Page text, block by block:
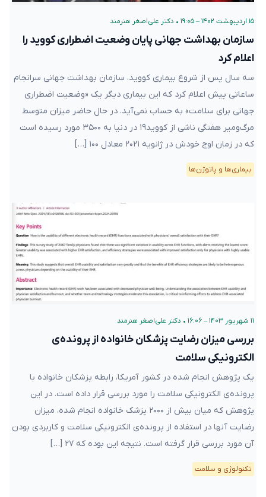
۱۵ اردیبهشت ۱۴۰۲ – ۱۹:۰۵ • دکتر علی‌اصغر هنرمند
سازمان بهداشت جهانی پایان وضعیت اضطراری کووید را
اعلام کرد
سه سال پس از شروع بیماری کووید، سازمان بهداشت جهانی سرانجام
ساعاتی پیش اعلام کرد که این بیماری دیگر یک «وضعیت اضطراری
جهانی برای سلامت» به حساب نمی‌آید. در حال حاضر میزان متوسط
مرگ‌ومیر هفتگی ناشی از کووید۱۹ در دنیا به ۳۵۰۰ مورد رسیده است
که در زمان اوج خودش در ژانویه ۲۰۲۱ معادل ۱۰۰ […]
بیماری‌ها و پاتوژن‌ها
۱۱ شهریور ۱۴۰۳ – ۱۶:۰۶ • دکتر علی‌اصغر هنرمند
بررسی میزان رضایت پزشکان خانواده از پرونده‌ی
الکترونیکی سلامت
یک پژوهش انجام شده در کشور آمریکا، رابطه پزشکان خانواده با
پرونده‌ی الکترونیکی سلامت را مورد بررسی قرار داده است. در این
پژوهش که میان بیش از ۲۰۰۰ پزشک خانواده انجام شده، میزان
رضایت آنها در استفاده از پرونده‌ی الکترونیکی سلامت و کاربردی بودن
آن مورد بررسی قرار گرفته است. نتیجه این بوده که ۲۷ […]
تکنولوژی و سلامت